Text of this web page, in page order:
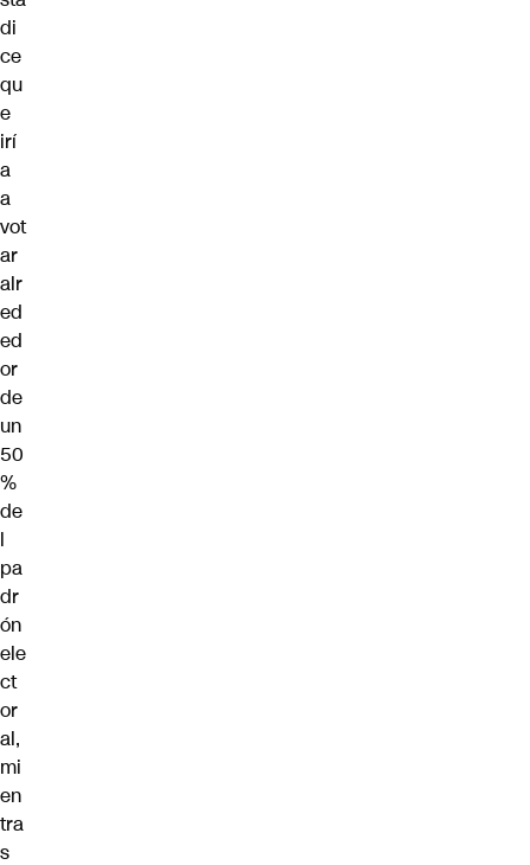
di
ce
qu
e
irí
a
a
vot
ar
alr
ed
ed
or
de
un
50
%
de
l
pa
dr
ón
ele
ct
or
al,
mi
en
tra
s